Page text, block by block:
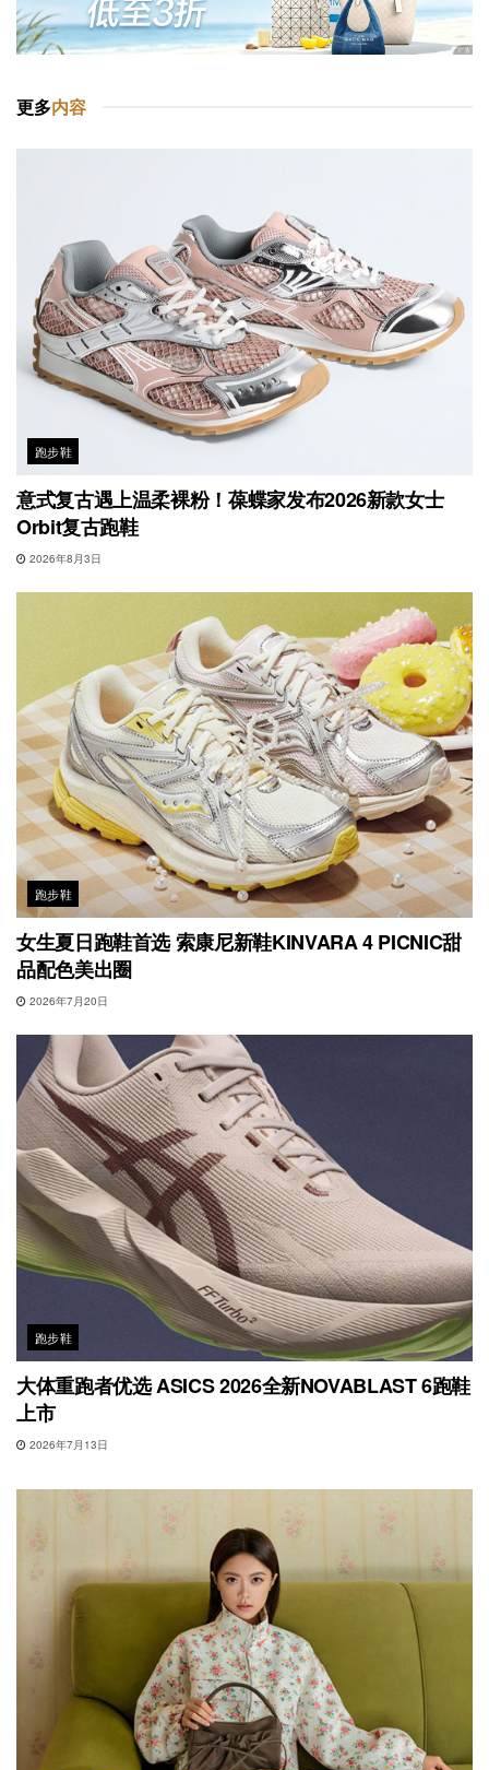
更多内容
跑步鞋
意式复古遇上温柔裸粉！葆蝶家发布2026新款女士
Orbit复古跑鞋
2026年8月3日
跑步鞋
女生夏日跑鞋首选 索康尼新鞋KINVARA 4 PICNIC甜
品配色美出圈
2026年7月20日
跑步鞋
大体重跑者优选 ASICS 2026全新NOVABLAST 6跑鞋
上市
2026年7月13日